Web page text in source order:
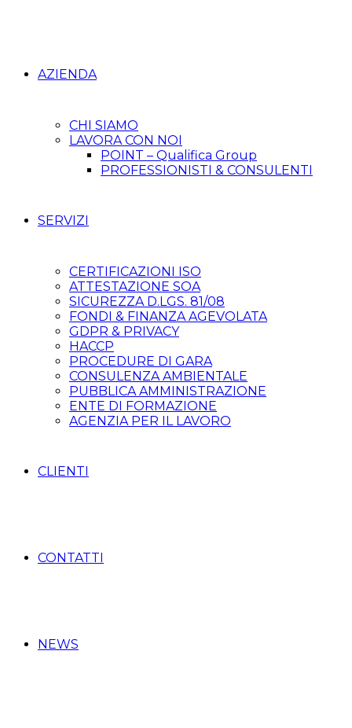
AZIENDA
CHI SIAMO
LAVORA CON NOI
POINT – Qualifica Group
PROFESSIONISTI & CONSULENTI
SERVIZI
CERTIFICAZIONI ISO
ATTESTAZIONE SOA
SICUREZZA D.LGS. 81/08
FONDI & FINANZA AGEVOLATA
GDPR & PRIVACY
HACCP
PROCEDURE DI GARA
CONSULENZA AMBIENTALE
PUBBLICA AMMINISTRAZIONE
ENTE DI FORMAZIONE
AGENZIA PER IL LAVORO
CLIENTI
CONTATTI
NEWS